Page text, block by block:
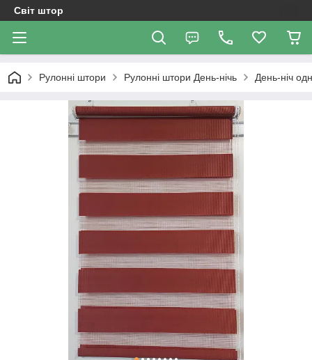
Світ штор
Рулонні штори Рулоннi штори День-нiчь День-ніч